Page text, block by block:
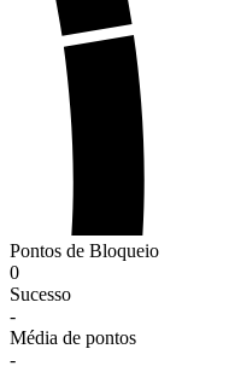
Pontos de Bloqueio
0
Sucesso
-
Média de pontos
-